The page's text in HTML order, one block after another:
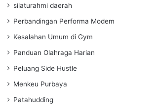
silaturahmi daerah
Perbandingan Performa Modem
Kesalahan Umum di Gym
Panduan Olahraga Harian
Peluang Side Hustle
Menkeu Purbaya
Patahudding